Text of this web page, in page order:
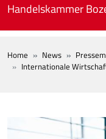
Skip to main content
Handelskammer
BREADCRUMB
Home News
Internationale